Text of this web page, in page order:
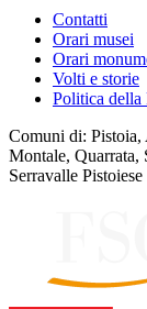
Contatti
Orari musei
Orari
Volti e storie
Politica della
Comuni di:
Montale, Quarrata,
Serravalle Pistoiese